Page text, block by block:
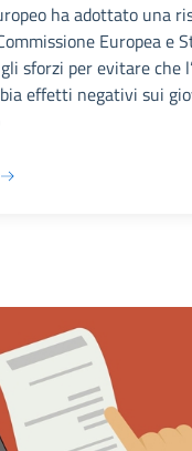
ha adottato una
Europea e
sforzi per evitare che
effetti negativi sui